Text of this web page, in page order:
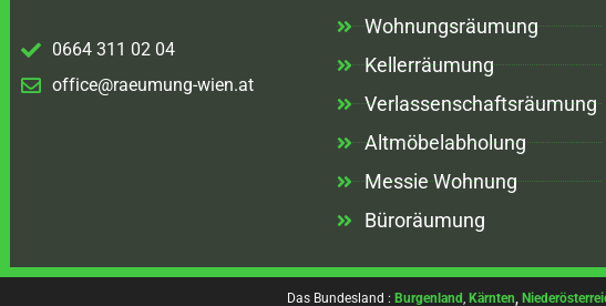
0664 311 02 04
office@raeumung-wien.at
Wohnungsräumung
Kellerräumung
Verlassenschaftsräumung
Altmöbelabholung
Messie Wohnung
Büroräumung
Das Bundesland : Burgenland Kärnten